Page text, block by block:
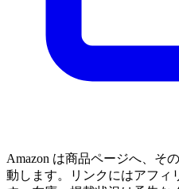
Amazon は商品ページへ、そ
動します。リンクにはアフィ